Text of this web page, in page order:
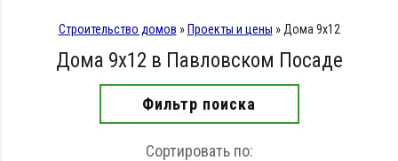
Строительство домов » Проекты и цены » Дома 9х12
Дома 9х12 в Павловском Посаде
Фильтр поиска
Сортировать по: